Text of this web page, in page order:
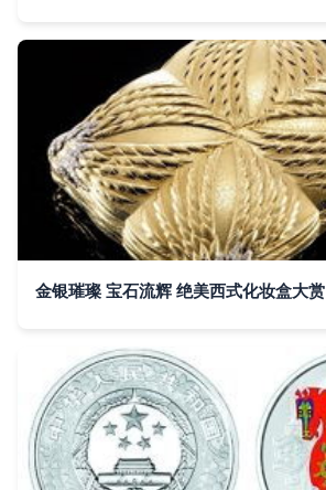
金银璀璨 宝石流辉 绝美西式化妆盒大赏